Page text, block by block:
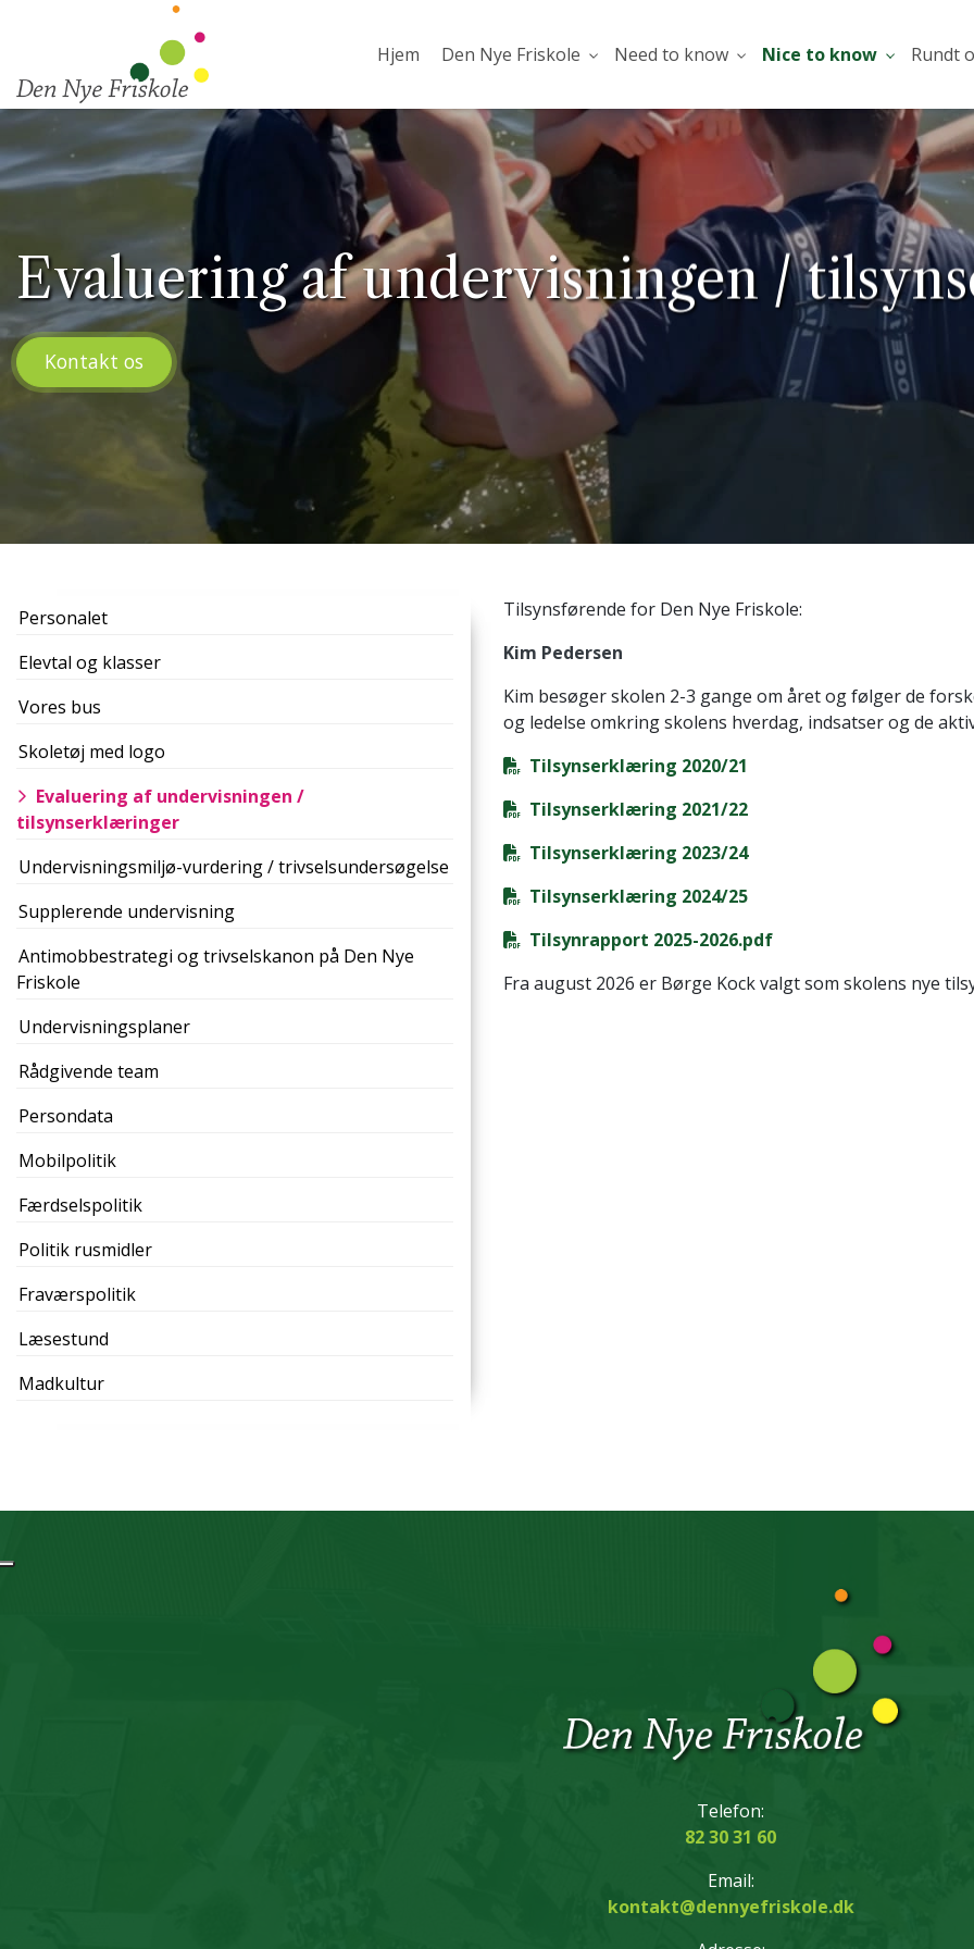
Hjem Den Nye Friskole Need to know Nice to know Rundt
Evaluering af undervisningen /
Kontakt os
Primær
Personalet
Elevtal og klasser
Vores bus
Skoletøj med logo
Evaluering af undervisningen /
tilsynserklæringer
Undervisningsmiljø-vurdering / trivselsundersøgelse
Supplerende undervisning
Antimobbestrategi og trivselskanon på Den Nye
Friskole
Undervisningsplaner
Rådgivende team
Persondata
Mobilpolitik
Færdselspolitik
Politik rusmidler
Fraværspolitik
Læsestund
Madkultur
Tilsynsførende for Den Nye Friskole:
Kim Pedersen
Kim besøger skolen 2-3 gange om året og følger de
og ledelse omkring skolens hverdag, indsatser og de
Tilsynserklæring 2020/21
Tilsynserklæring 2021/22
Tilsynserklæring 2023/24
Tilsynserklæring 2024/25
Tilsynrapport 2025-2026.pdf
Fra august 2026 er Børge Kock valgt som skolens nye
Telefon:
82 30 31 60
Email:
kontakt@dennyefriskole.dk